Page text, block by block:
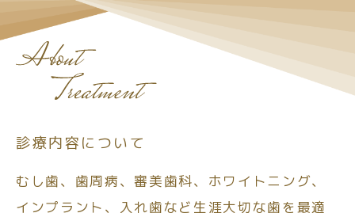
診療内容について
むし歯、歯周病、審美歯科、ホワイトニング、
インプラント、
入れ歯など生涯大切な歯を最適